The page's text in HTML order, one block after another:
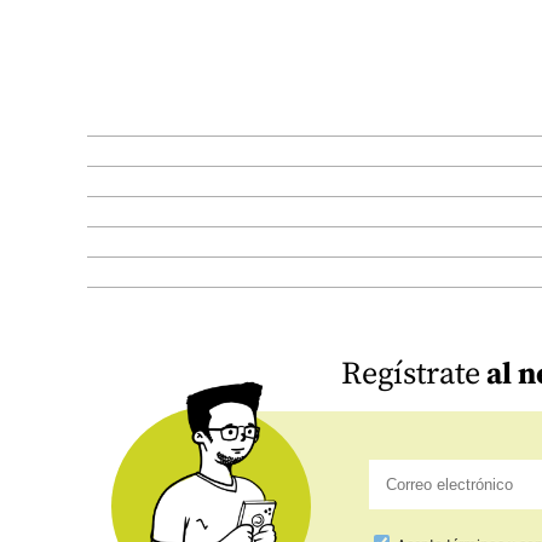
Regístrateal